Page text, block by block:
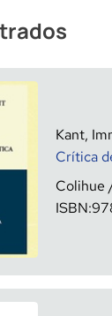
Kant,
Crítica
Colihue
ISBN: